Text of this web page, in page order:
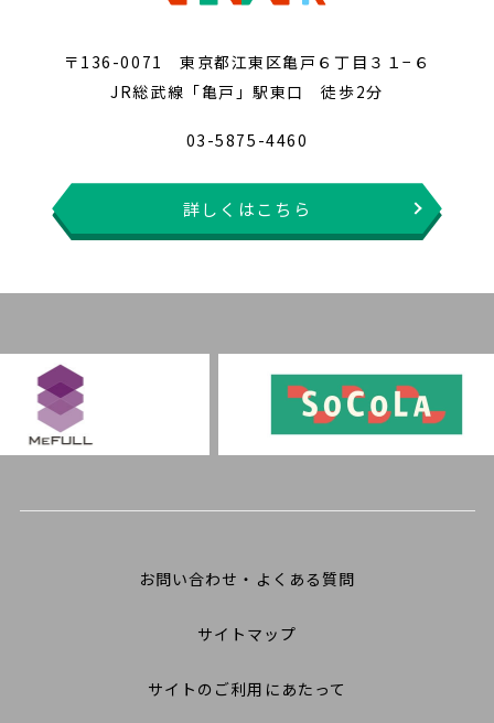
〒136-0071 東京都江東区亀戸６丁目３１−６
JR総武線「亀戸」駅東口 徒歩2分
03-5875-4460
詳しくはこちら
お問い合わせ・よくある質問
サイトマップ
サイトのご利用にあたって